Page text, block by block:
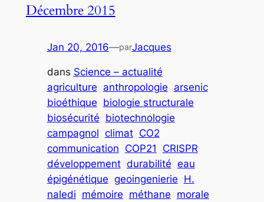
Décembre 2015
Jan 20, 2016—parJacques
dans Science – actualité
agriculture anthropologie arsenic
bioéthique biologie structurale
biosécurité biotechnologie
campagnol climat CO2
communication COP21
CRISPR
développement durabilité eau
épigénétique geoingenierie H.
naledi mémoire méthane morale